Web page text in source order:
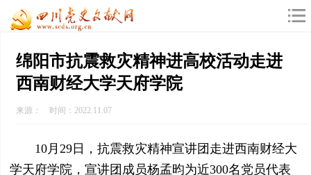
绵阳市抗震救灾精神进高校活动走进
西南财经大学天府学院
来源： 时间：2022.11.07
10月29日，抗震救灾精神宣讲团走进西南财经大
学天府学院，宣讲团成员杨孟昀为近300名党员代表